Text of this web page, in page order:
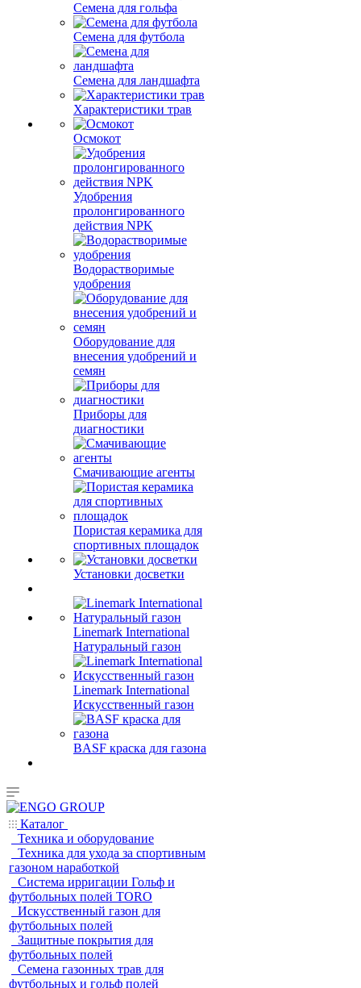
Семена для гольфа
Семена для футбола
Семена для ландшафта
Характеристики трав
Осмокот
Удобрения
пролонгированного
действия NPK
Водорастворимые
удобрения
Оборудование для
внесения удобрений и
семян
Приборы для
диагностики
Смачивающие агенты
Пористая керамика для
спортивных площадок
Установки досветки
Linemark International
Натуральный газон
Linemark International
Искусственный газон
BASF краска для газона
Каталог
Техника и оборудование
Техника для ухода за спортивным
газоном наработкой
Система ирригации Гольф и
футбольных полей TORO
Искусственный газон для
футбольных полей
Защитные покрытия для
футбольных полей
Семена газонных трав для
футбольных и гольф полей